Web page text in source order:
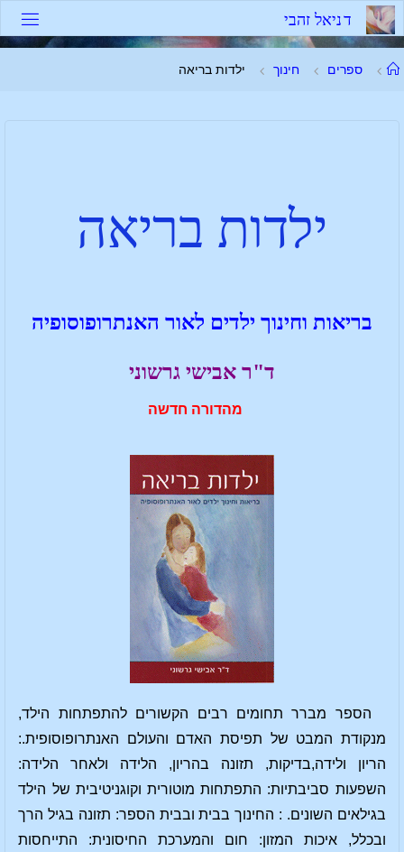
דניאל זהבי
ספרים חינוך ילדות בריאה
ילדות בריאה
בריאות וחינוך ילדים לאור האנתרופוסופיה
ד"ר אבישי גרשוני
מהדורה חדשה
הספר מברר תחומים רבים הקשורים להתפתחות הילד,
מנקודת המבט של תפיסת האדם והעולם האנתרופוסופית.:
הריון ולידה,בדיקות, תזונה בהריון, הלידה ולאחר הלידה:
השפעות סביבתיות: התפתחות מוטורית וקוגניטיבית של הילד
בגילאים השונים. : החינוך בבית ובבית הספר: תזונה בגיל הרך
ובכלל, איכות המזון: חום והמערכת החיסונית: התייחסות